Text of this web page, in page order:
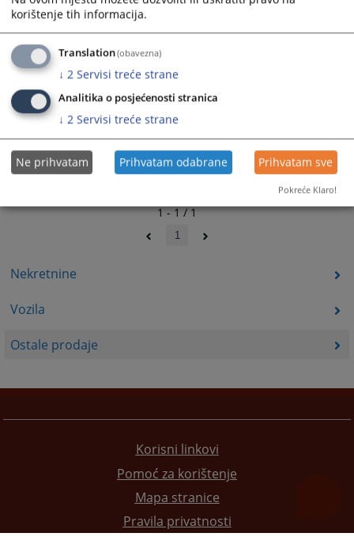
Nekretnine
Vozila
Ostale prodaje
to
the
keyboard
shortcuts
for
changing
to
keyboard
shortcuts
for
changing
1 - 1 / 1
1
Korisni linkovi
Pomoć za korištenje
Mapa stranice
Pravila privatnosti
korištenje tih informacija.
Translation(obavezna)
↓ 2 Servisi treće strane
Analitika o posjećenosti stranica
↓ 2 Servisi treće strane
Ne prihvatam Prihvatam odabrane Prihvatam sve
Pokreće Klaro!